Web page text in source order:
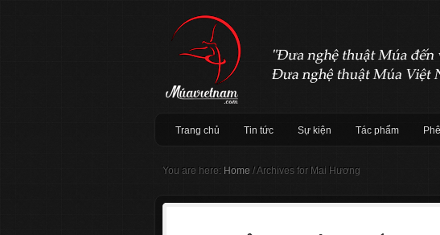
Trang chủ Tin tức Sự kiện Tác phẩm
You are here: Home /Archives for Mai Hương